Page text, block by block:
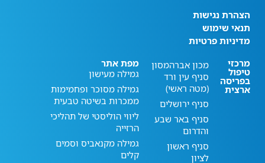
הצהרת נגישות
תנאי שימוש
מדיניות פרטיות
מרכזי
טיפול
בפריסה
ארצית
מכון אברהמסון
סניף עין ורד
(מטה ראשי)
סניף ירושלים
סניף באר שבע
והדרום
סניף ראשון
לציון
מפת אתר
גמילה מעישון
גמילה מסוכר ופחמימות
ממכרות בשיטה טבעית
ליווי הוליסטי של תהליכי
הרזייה
גמילה מקנאביס וסמים
קלים